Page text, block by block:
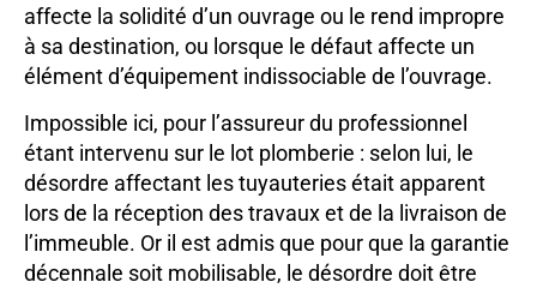
affecte la solidité d’un ouvrage ou le rend impropre
à sa destination, ou lorsque le défaut affecte un
élément d’équipement indissociable de l’ouvrage.
Impossible ici, pour l’assureur du professionnel
étant intervenu sur le lot plomberie : selon lui, le
désordre affectant les tuyauteries était apparent
lors de la réception des travaux et de la livraison de
l’immeuble. Or il est admis que pour que la garantie
décennale soit mobilisable, le désordre doit être